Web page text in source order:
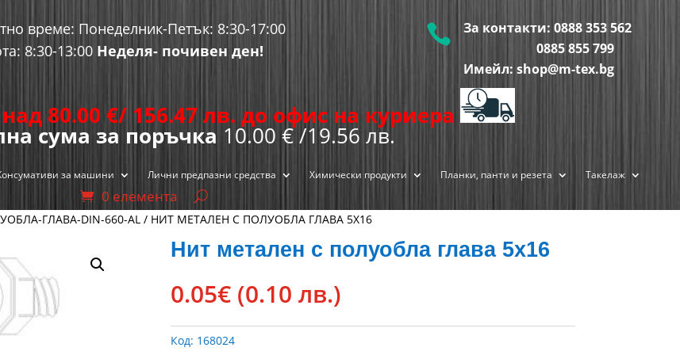
време: Понеделник-Петък: 8:30-17:00
8:30-13:00 Неделя- почивен ден!
 За контакти:0888 353 562
0885 855799
Имейл: shop@m-tex.bg
80.00 €/ 156.47 лв. до офис на куриера
сума за поръчка 10.00 € /19.56 лв.
за машини Лични предпазни средства Химически продукти Планки, панти и резета Такелаж
0 елемента
ГЛАВА-DIN-660-AL / НИТ МЕТАЛЕН С ПОЛУОБЛА ГЛАВА 5Х16
Нит метален с полуобла глава 5х16
0.05€ (0.10 лв.)
Код: 168024